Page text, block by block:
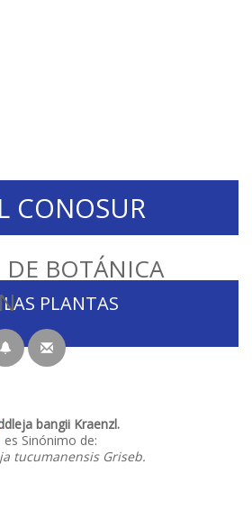
BOTÁNICA
CONOSUR
PLANTAS
bangii Kraenzl.
es Sinónimo de:
tucumanensis Griseb.